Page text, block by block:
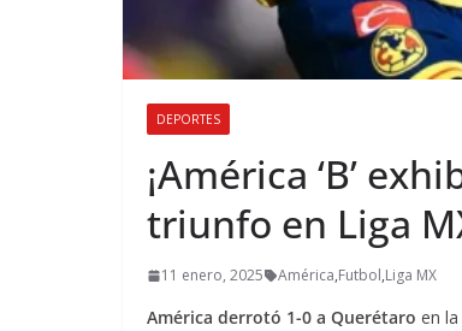
DEPORTES
¡América ‘B’
triunfo en Liga
11 enero, 2025 América,Futbol,Liga MX
América derrotó 1-0 a Querétaro en